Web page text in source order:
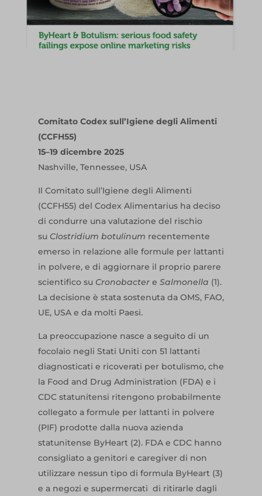
Comitato Codex sull’Igiene degli Alimenti
(CCFH55)
15–19 dicembre 2025
Nashville, Tennessee, USA
Il Comitato sull’Igiene degli Alimenti
(CCFH55) del Codex Alimentarius ha deciso
di condurre una valutazione del rischio
su Clostridium botulinum recentemente
emerso in relazione alle formule per lattanti
in polvere, e di aggiornare il proprio parere
scientifico su Cronobactere Salmonella (1).
La decisione è stata sostenuta da OMS, FAO,
UE, USA e da molti Paesi.
La preoccupazione nasce a seguito di un
focolaio negli Stati Uniti con 51 lattanti
diagnosticati e ricoverati per botulismo, che
la Food and Drug Administration (FDA) e i
CDC statunitensi ritengono probabilmente
collegato a formule per lattanti in polvere
(PIF) prodotte dalla nuova azienda
statunitense ByHeart (2). FDA e CDC hanno
consigliato a genitori e caregiver di non
utilizzare nessun tipo di formula ByHeart (3)
e a negozi e supermercati di ritirarle dagli